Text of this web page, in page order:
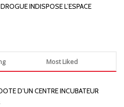
INDISPOSE L’ESPACE
Most Liked
D’UN CENTRE INCUBATEUR